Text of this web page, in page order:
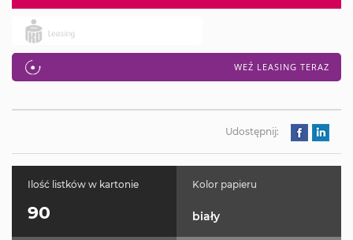
WEŹ LEASING TERAZ
Udostępnij:
Ilość listków w kartonie
90
Kolor papieru
biały